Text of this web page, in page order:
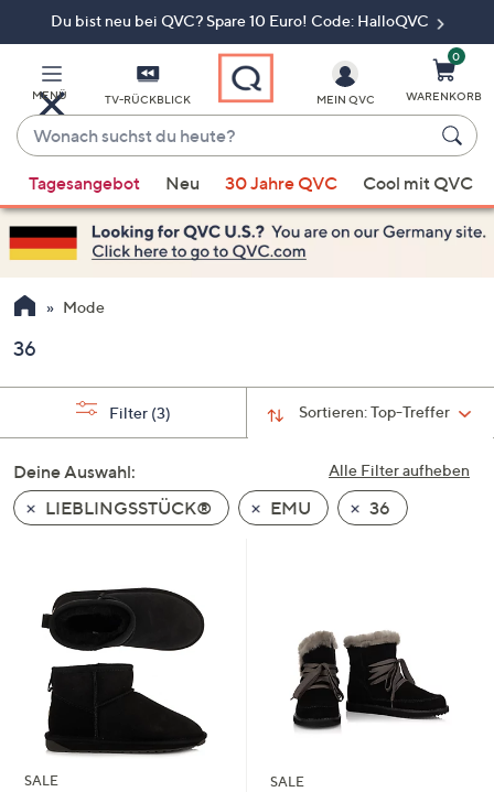
Du bist neu bei QVC? Spare 10 Euro! Code: HalloQVC
MENÜ TV-RÜCKBLICK
Wonach
suchst
du
heute?
Vorschläge
verfügbar
sind,
verwenden
Sie
Pfeiltasten
nach
und
nach
unten
oder
Touch-
Geräten
nach
links
bzw.
rechts,
um
MEIN QVC
0
WARENKORB
Tagesangebot Neu 30 Jahre QVC Cool mit QVC
Mode
36
Sortieren:Top-Treffer
Filter (3)
Alle Filter aufheben
Deine Auswahl:
LIEBLINGSSTÜCK®
EMU 36
SALE
SALE